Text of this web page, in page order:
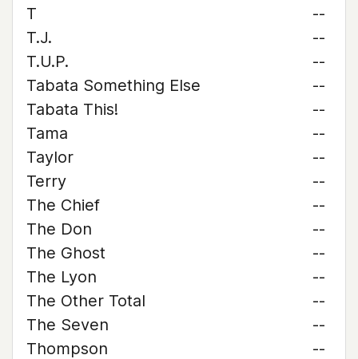
T
--
T.J.
--
T.U.P.
--
Tabata Something Else
--
Tabata This!
--
Tama
--
Taylor
--
Terry
--
The Chief
--
The Don
--
The Ghost
--
The Lyon
--
The Other Total
--
The Seven
--
Thompson
--